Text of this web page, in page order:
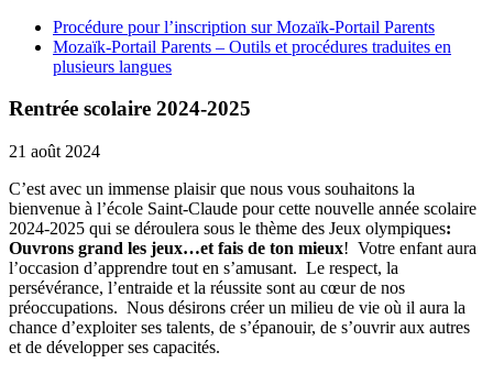
Procédure pour l’inscription sur Mozaïk-Portail Parents
Mozaïk-Portail Parents – Outils et procédures traduites en
plusieurs langues
Rentrée scolaire 2024-2025
21 août 2024
C’est avec un immense plaisir que nous vous souhaitons la
bienvenue à l’école Saint-Claude pour cette nouvelle année scolaire
2024-2025 qui se déroulera sous le thème des Jeux olympiques:
Ouvrons grand les jeux…et fais de ton mieux! Votre enfant aura
l’occasion d’apprendre tout en s’amusant. Le respect, la
persévérance, l’entraide et la réussite sont au cœur de nos
préoccupations. Nous désirons créer un milieu de vie où il aura la
chance d’exploiter ses talents, de s’épanouir, de s’ouvrir aux autres
et de développer ses capacités.